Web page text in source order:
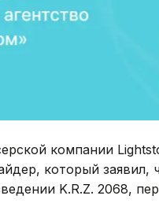
компании
который заявил,
K.R.Z. 2068,